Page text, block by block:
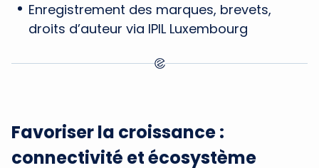
Enregistrement des marques, brevets,
droits d’auteur via IPIL Luxembourg
Favoriser la croissance :
connectivité et écosystème